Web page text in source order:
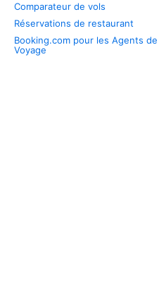
Comparateur de vols
Réservations de restaurant
Booking.com pour les Agents de
Voyage